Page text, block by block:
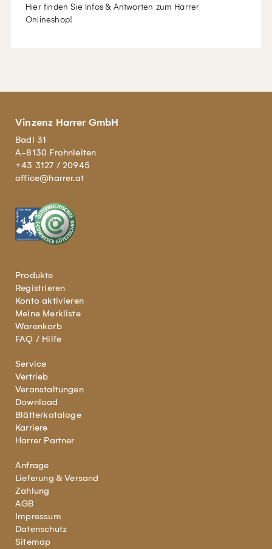
Hier finden Sie Infos & Antworten zum Harrer
Onlineshop!
Vinzenz Harrer GmbH
Badl 31
A-8130 Frohnleiten
+43 3127 / 20945
office@harrer.at
Produkte
Registrieren
Konto aktivieren
Meine Merkliste
Warenkorb
FAQ / Hilfe
Service
Vertrieb
Veranstaltungen
Download
Blätterkataloge
Karriere
Harrer Partner
Anfrage
Lieferung & Versand
Zahlung
AGB
Impressum
Datenschutz
Sitemap